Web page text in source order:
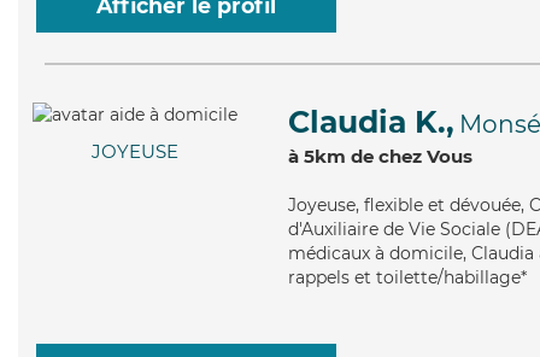
Afficher le profil
JOYEUSE
Claudia K.,
à 5km de chez Vous
Joyeuse, flexible et dévouée,
d'Auxiliaire de Vie Sociale
médicaux à domicile,
rappels et toilette/habillage*